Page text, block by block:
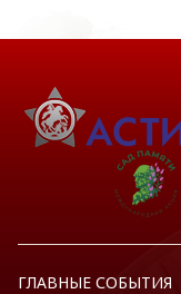
ГЛАВНЫЕ СОБЫТИЯ